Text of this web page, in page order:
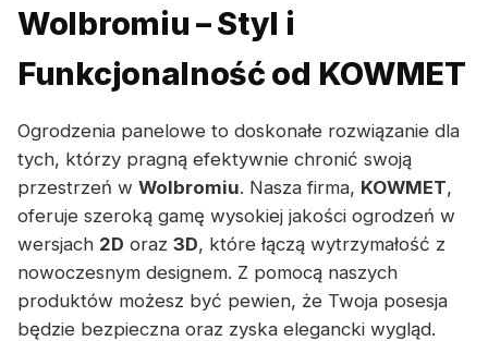
Wolbromiu – Styl i
Funkcjonalność od KOWMET
Ogrodzenia panelowe to doskonałe rozwiązanie dla
tych, którzy pragną efektywnie chronić swoją
przestrzeń w Wolbromiu. Nasza firma, KOWMET,
oferuje szeroką gamę wysokiej jakości ogrodzeń w
wersjach 2D oraz 3D, które łączą wytrzymałość z
nowoczesnym designem. Z pomocą naszych
produktów możesz być pewien, że Twoja posesja
będzie bezpieczna oraz zyska elegancki wygląd.